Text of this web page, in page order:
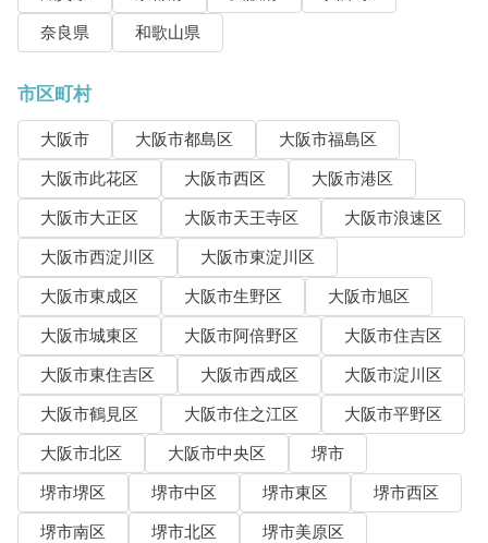
奈良県
和歌山県
市区町村
大阪市 大阪市都島区
大阪市福島区
大阪市此花区
大阪市西区
大阪市港区
大阪市大正区
大阪市天王寺区
大阪市浪速区
大阪市西淀川区
大阪市東淀川区
大阪市東成区
大阪市生野区
大阪市旭区
大阪市城東区
大阪市阿倍野区
大阪市住吉区
大阪市東住吉区
大阪市西成区
大阪市淀川区
大阪市鶴見区
大阪市住之江区
大阪市平野区
大阪市北区
大阪市中央区
堺市
堺市堺区
堺市中区 堺市東区
堺市西区
堺市南区
堺市北区
堺市美原区